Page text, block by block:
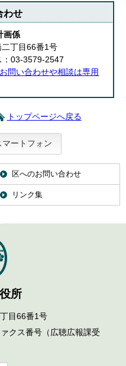
わせ
画係
丁目66番1号
03-3579-2547
問い合わせや相談は専用
トップページへ戻る
マートフォン
区へのお問い合わせ
リンク集
所
目66番1号
クス番号（広聴広報課受